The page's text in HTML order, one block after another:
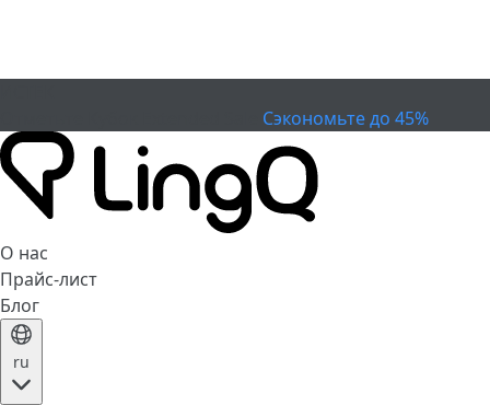
Сэкономьте до 45%
О нас
Прайс-лист
Блог
ru